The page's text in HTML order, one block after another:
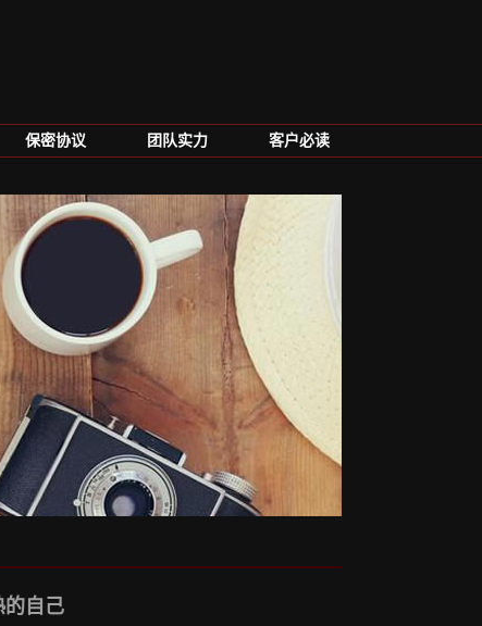
保密协议 团队实力 客户必读
的自己